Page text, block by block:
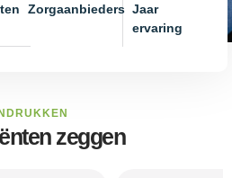
Zorgaanbieders Jaar
ervaring
INDRUKKEN
zeggen